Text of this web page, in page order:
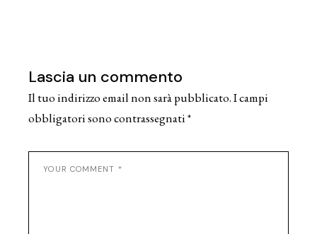
Lascia un commento
Il tuo indirizzo email non sarà pubblicato.I campi
obbligatori sono contrassegnati*